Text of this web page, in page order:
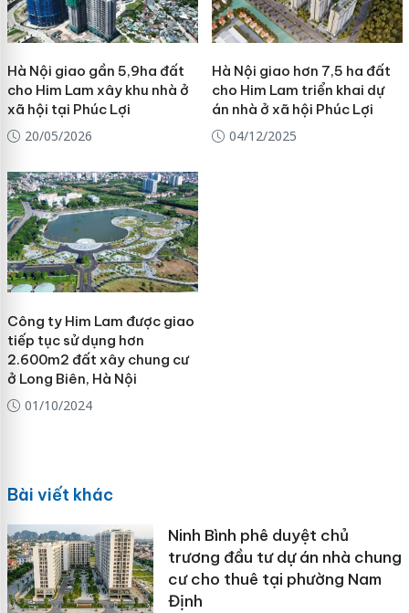
Hà Nội giao gần 5,9ha đất
cho Him Lam xây khu nhà ở
xã hội tại Phúc Lợi
20/05/2026
Hà Nội giao hơn 7,5 ha đất
cho Him Lam triển khai dự
án nhà ở xã hội Phúc Lợi
04/12/2025
Công ty Him Lam được giao
tiếp tục sử dụng hơn
2.600m2 đất xây chung cư
ở Long Biên, Hà Nội
01/10/2024
Bài viết khác
Ninh Bình phê duyệt chủ
trương đầu tư dự án nhà chung
cư cho thuê tại phường Nam
Định